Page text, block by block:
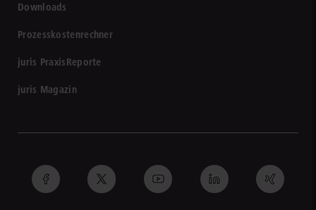
Downloads
Prozesskostenrechner
juris PraxisReporte
juris Magazin